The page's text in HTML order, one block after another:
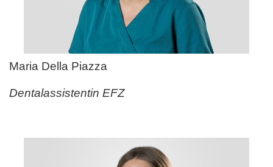
Maria Della Piazza
Dentalassistentin EFZ